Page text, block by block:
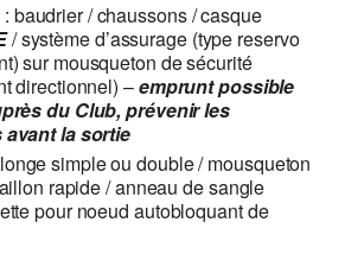
baudrier / chaussons / casque
/ système d’assurage (type reservo
sur mousqueton de sécurité
directionnel) –emprunt possible
du Club, prévenir les
la sortie
simple ou double / mousqueton
rapide / anneau de sangle
pour noeud autobloquant de